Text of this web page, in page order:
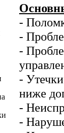
-
-
-
-
ниже
-
-